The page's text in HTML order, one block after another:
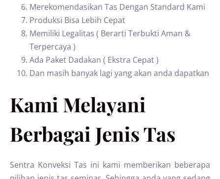
Merekomendasikan Tas Dengan Standard Kami
Produksi Bisa Lebih Cepat
Memiliki Legalitas ( Berarti Terbukti Aman &
Terpercaya )
Ada Paket Dadakan ( Ekstra Cepat )
Dan masih banyak lagi yang akan anda dapatkan
Kami Melayani
Berbagai Jenis Tas
Sentra Konveksi Tas ini kami memberikan beberapa